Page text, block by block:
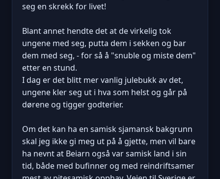
seg en skrekk for livet!
Blant annet hendte det at de virkelig tok
ungene med seg, putta dem i sekken og bar
dem med seg, - for så å "snuble og miste dem"
etter en stund.
I dag er det blitt mer vanlig julebukk av det,
ungene kler seg ut i hva som helst og går på
dørene og tigger godterier.
Om det kan ha en samisk sjamansk bakgrunn
skal jeg ikke gi meg ut på å gjette, men vil bare
ha nevnt at Beiarn også var samisk land i sin
tid, både med bufinner og med reindriftsamer